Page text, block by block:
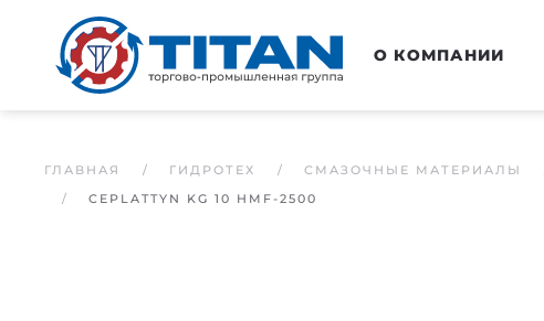
Перейти к основному содержанию О КОМПАНИИ
ГЛАВНАЯ ГИДРОТЕХ СМАЗОЧНЫЕ МАТЕРИАЛЫ
CEPLATTYN KG 10 HMF-2500